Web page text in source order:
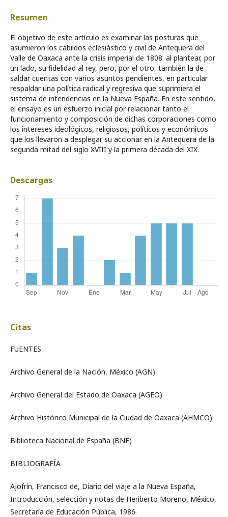
Resumen
El objetivo de este artículo es examinar las posturas que
asumieron los cabildos eclesiástico y civil de Antequera del
Valle de Oaxaca ante la crisis imperial de 1808: al plantear, por
un lado, su fidelidad al rey, pero, por el otro, también la de
saldar cuentas con varios asuntos pendientes, en particular
respaldar una política radical y regresiva que suprimiera el
sistema de intendencias en la Nueva España. En este sentido,
el ensayo es un esfuerzo inicial por relacionar tanto el
funcionamiento y composición de dichas corporaciones como
los intereses ideológicos, religiosos, políticos y económicos
que los llevaron a desplegar su accionar en la Antequera de la
segunda mitad del siglo XVIII y la primera década del XIX.
Descargas
Citas
FUENTES
Archivo General de la Nación, México (AGN)
Archivo General del Estado de Oaxaca (AGEO)
Archivo Histórico Municipal de la Ciudad de Oaxaca (AHMCO)
Biblioteca Nacional de España (BNE)
BIBLIOGRAFÍA
Ajofrín, Francisco de, Diario del viaje a la Nueva España,
Introducción, selección y notas de Heriberto Moreno, México,
Secretaría de Educación Pública, 1986.